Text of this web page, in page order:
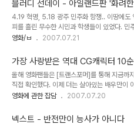
등 대부분의 천재적 음악가들은 한결같이 자신
머지 기행을 일삼거나 정신적으로 피폐한 인물
래야 영화의 소재로 쓸 수가 있기 때문이겠지
을 다룬 영화들은 그들의 비범한 삶을 엿보는
[피아니스트의 전설]도 바로 그런 영화..
블러디 선데이 - 아일랜드판 '화려
4.19 혁명, 5.18 광주 민주화 항쟁.. 이땅에도
피를 흘린 무수한 시민과 학생들이 있었다. 민
며 자기 밥그릇이나 찾으려고 울부짖는 요즘시
영화는 바로 광주 민주화 운동때 그 치열했던
번째 영화라는 점에서 의미가 남다르다. 그러
리적 탄압은 우리에게 국한된 문제가 아니다.
는 나라들 사이에선 알게 모르게 종교적, 신념
평화적 시위가 짖밟히고 있을 것이다. 영화 는
작품이다. 오늘날 IRA로 대표..
영화/ㅂ 2007.07.21
가장 사랑받은 역대 CG캐릭터 10순
올해 영화팬들은 [트랜스포머]를 통해 지금까
직접 확인했다. 이제 더는 살아있는 배우만이
가상의 캐릭터도 당당히 영화속 주연이 될 수
받는 10대 캐릭터를 소개하고자 한다. (필자의
먼트 위클리"가 선정한 순위임을 분명히 밝힌
영화에 관한 잡담 2007.07.20
넥스트 - 반전만이 능사가 아니다